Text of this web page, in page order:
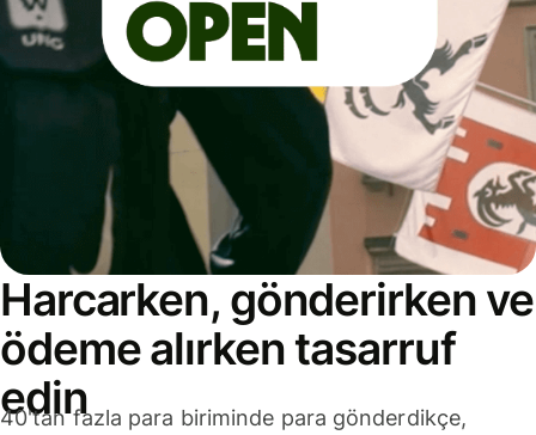
Harcarken, gönderirken ve
ödeme alırken tasarruf
edin
40'tan fazla para biriminde para gönderdikçe,